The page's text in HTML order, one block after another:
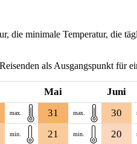
die minimale Temperatur, die
als Ausgangspunkt für
Mai
max. 31
min.
21
Juni
max. 30
min.
20